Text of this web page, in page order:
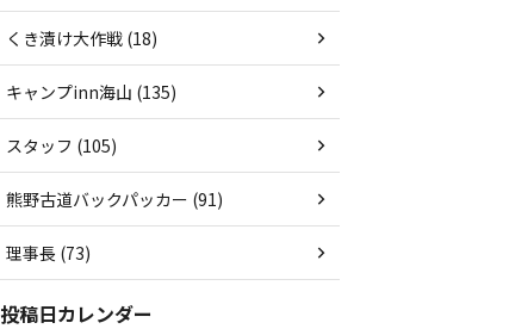
くき漬け大作戦 (18)
キャンプinn海山 (135)
スタッフ (105)
熊野古道バックパッカー (91)
理事長 (73)
投稿日カレンダー